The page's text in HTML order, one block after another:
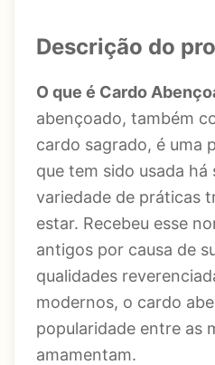
Descrição do
O que é Cardo
abençoado, também
cardo sagrado, é uma
que tem sido usada há
variedade de práticas
estar. Recebeu esse
antigos por causa de
qualidades
modernos, o cardo
popularidade entre as
amamentam.